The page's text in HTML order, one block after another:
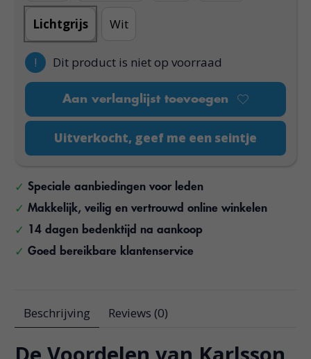
Lichtgrijs Wit
! Dit product is niet op voorraad
Aan verlanglijst toevoegen
Uitverkocht, geef me een seintje
Speciale aanbiedingen voor leden
Makkelijk, veilig en vertrouwd online winkelen
14 dagen bedenktijd na aankoop
Goed bereikbare klantenservice
Beschrijving Reviews (0)